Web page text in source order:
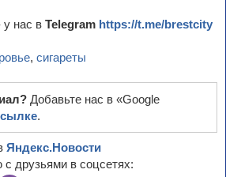
у нас в Telegram https://t.me/brestcity
, сигареты
Добавьте нас в «Google
.
Яндекс.Новости
друзьями в соцсетях: